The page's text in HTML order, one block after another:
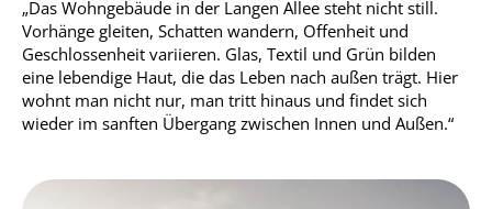
„Das Wohngebäude in der Langen Allee steht nicht still.
Vorhänge gleiten, Schatten wandern, Offenheit und
Geschlossenheit variieren. Glas, Textil und Grün bilden
eine lebendige Haut, die das Leben nach außen trägt. Hier
wohnt man nicht nur, man tritt hinaus und findet sich
wieder im sanften Übergang zwischen Innen und Außen.“